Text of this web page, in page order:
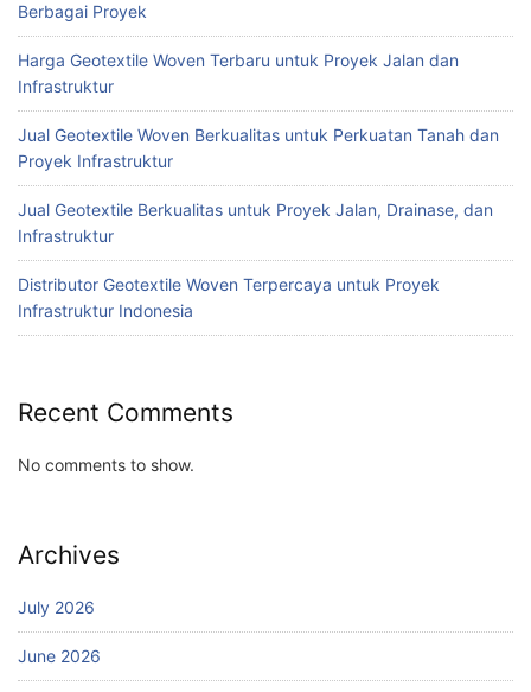
Berbagai Proyek
Harga Geotextile Woven Terbaru untuk Proyek Jalan dan
Infrastruktur
Jual Geotextile Woven Berkualitas untuk Perkuatan Tanah dan
Proyek Infrastruktur
Jual Geotextile Berkualitas untuk Proyek Jalan, Drainase, dan
Infrastruktur
Distributor Geotextile Woven Terpercaya untuk Proyek
Infrastruktur Indonesia
Recent Comments
No comments to show.
Archives
July 2026
June 2026